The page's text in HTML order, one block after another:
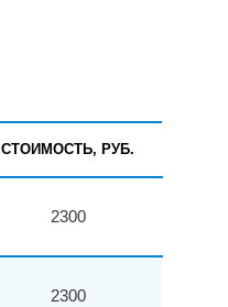
СТОИМОСТЬ, РУБ.
2300
2300